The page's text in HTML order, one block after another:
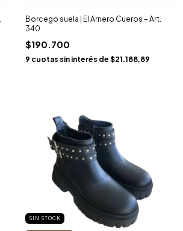
Borcego suela | El Arriero Cueros – Art.
340
$190.700
9 cuotas sin interés de $21.188,89
SIN STOCK